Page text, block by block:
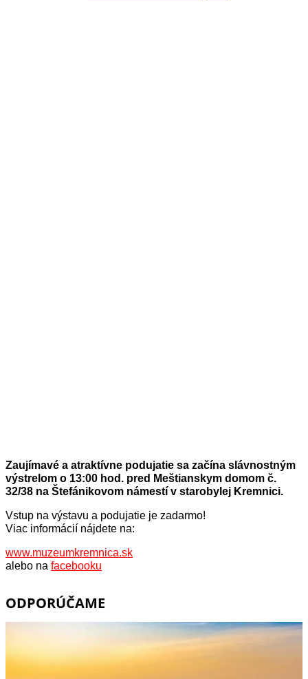
Zaujímavé a atraktívne podujatie sa začína slávnostným
výstrelom o 13:00 hod. pred Meštianskym domom č.
32/38 na Štefánikovom námestí v starobylej Kremnici.
Vstup na výstavu a podujatie je zadarmo!
Viac informácií nájdete na:
www.muzeumkremnica.sk
alebo na facebooku
ODPORÚČAME